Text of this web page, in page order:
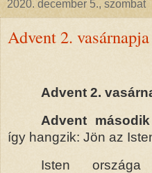
2020. december 5., szombat
Advent 2. vasárnapja
Advent 2.
Advent második
így hangzik: Jön az
Isten országa